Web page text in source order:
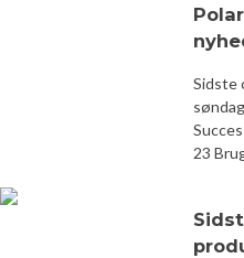
Sidste
søndag
23